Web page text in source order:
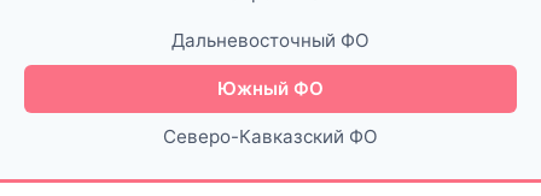
Дальневосточный ФО
Южный ФО
Северо-Кавказский ФО